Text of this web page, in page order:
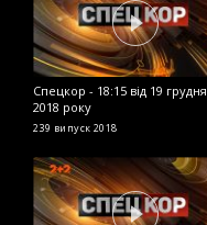
Спецкор - 18:15 від 19 грудня
2018 року
239 випуск 2018